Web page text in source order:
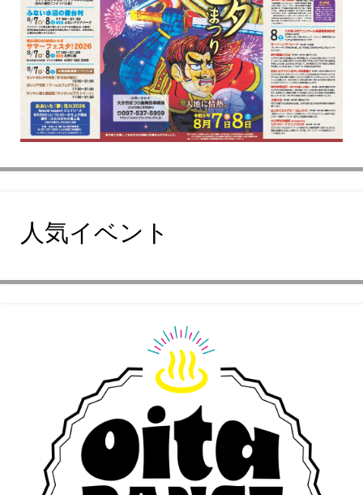
人気イベント